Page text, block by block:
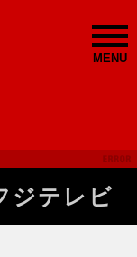
MENU
ジテレビ